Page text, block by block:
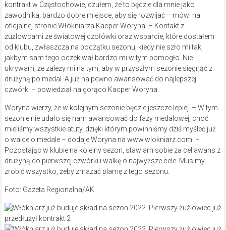
kontrakt w Częstochowie, czułem, że to będzie dla mnie jako
zawodnika, bardzo dobre miejsce, aby się rozwijać – mówi na
oficjalnej stronie Włókniarza Kacper Woryna. – Kontakt z
żużlowcami ze światowej czołówki oraz wsparcie, które dostałem
od klubu, zwłaszcza na początku sezonu, kiedy nie szło mi tak,
jakbym sam tego oczekiwał bardzo mi w tym pomogło. Nie
ukrywam, że zależy mi na tym, aby w przyszłym sezonie sięgnąć z
drużyną po medal. A już na pewno awansować do najlepszej
czwórki – powiedział na gorąco Kacper Woryna.
Woryna wierzy, że w kolejnym sezonie będzie jeszcze lepiej. – W tym
sezonie nie udało się nam awansować do fazy medalowej, choć
mieliśmy wszystkie atuty, dzięki którym powinniśmy dziś myśleć już
o walce o medale – dodaje Woryna na www.wlokniarz.com. –
Pozostając w klubie na kolejny sezon, stawiam sobie za cel awans z
drużyną do pierwszej czwórki i walkę o najwyższe cele. Musimy
zrobić wszystko, żeby zmazać plamę z tego sezonu.
Foto: Gazeta Regionalna/AK